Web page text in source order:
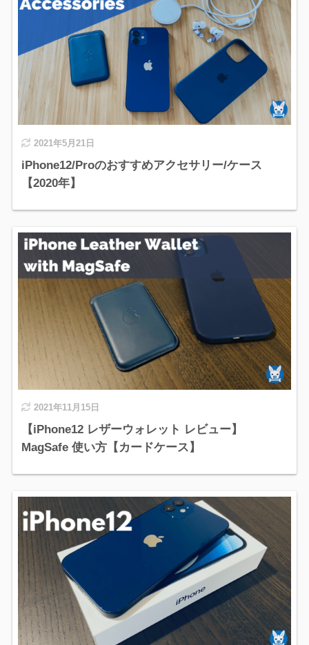
2021年5月21日
iPhone12/Proのおすすめアクセサリー/ケース
【2020年】
2021年11月15日
【iPhone12 レザーウォレット レビュー】
MagSafe 使い方【カードケース】